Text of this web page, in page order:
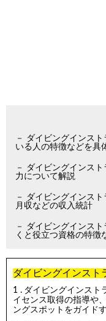
ダイビングインス
いる人の特徴などを具
ダイビングインス
力について解説
ダイビングインス
月収などの収入統計
ダイビングインス
くと役立つ資格の特徴
ダイビングインスト
ダイビングインスト
イセンス取得の指導や
ングスポットをガイド